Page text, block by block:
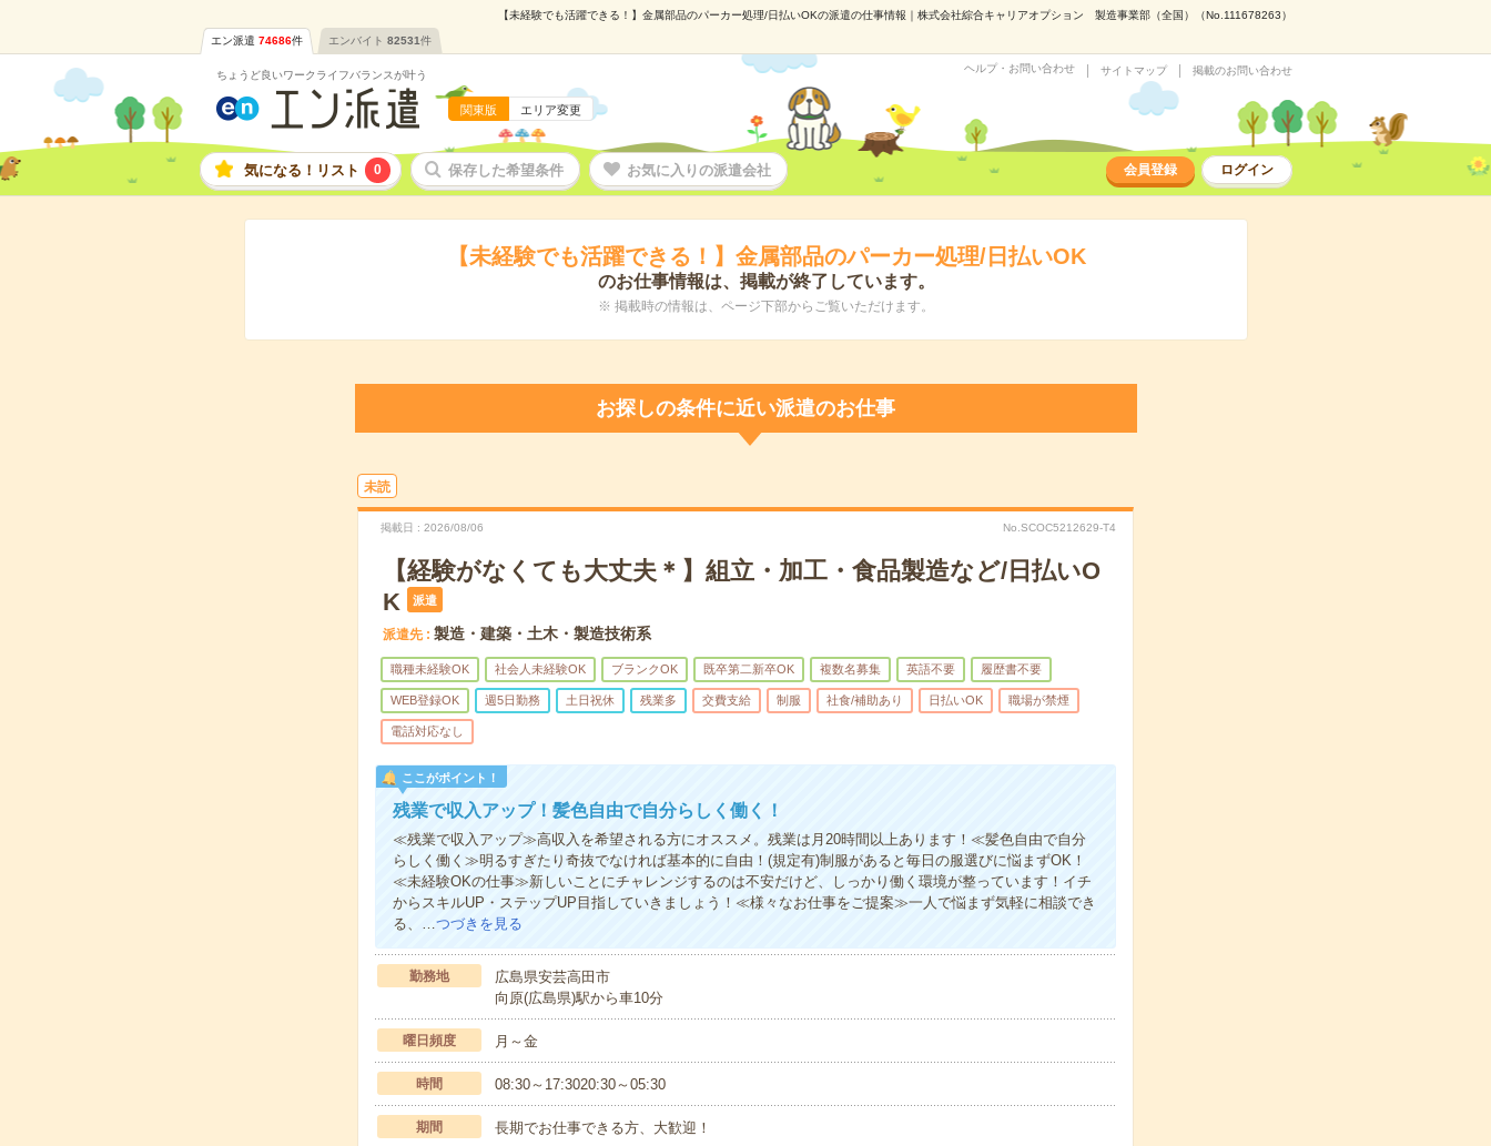
【未経験でも活躍できる！】金属部品のパーカー処理/日払いOKの派遣の仕事情報｜株式会社綜合キャリアオプション 製造事業部（全国）（No.111678263）
エン派遣 74686件 エンバイト 82531件
ちょうど良いワークライフバランスが叶う
関東版 エリア変更
ヘルプ・お問い合わせ サイトマップ 掲載のお問い合わせ
気になる！リスト 0 保存した希望条件 お気に入りの派遣会社 会員登録 ログイン
【未経験でも活躍できる！】金属部品のパーカー処理/日払いOK
のお仕事情報は、掲載が終了しています。
※ 掲載時の情報は、ページ下部からご覧いただけます。
お探しの条件に近い派遣のお仕事
未読
掲載日 2026/08/06 No.SCOC5212629-T4
【経験がなくても大丈夫＊】組立・加工・食品製造など/日払いO
K
派遣
派遣先 製造・建築・土木・製造技術系
職種未経験OK 社会人未経験OK ブランクOK 既卒第二新卒OK 複数名募集 英語不要 履歴書不要
WEB登録OK 週5日勤務 土日祝休 残業多 交費支給 制服 社食/補助あり 日払いOK 職場が禁煙
電話対応なし
ここがポイント！
残業で収入アップ！髪色自由で自分らしく働く！
≪残業で収入アップ≫高収入を希望される方にオススメ。残業は月20時間以上あります！≪髪色自由で自分
らしく働く≫明るすぎたり奇抜でなければ基本的に自由！(規定有)制服があると毎日の服選びに悩まずOK！
≪未経験OKの仕事≫新しいことにチャレンジするのは不安だけど、しっかり働く環境が整っています！イチ
からスキルUP・ステップUP目指していきましょう！≪様々なお仕事をご提案≫一人で悩まず気軽に相談でき
る、…つづきを見る
勤務地
広島県安芸高田市
向原(広島県)駅から車10分
曜日頻度 月～金
時間 08:30～17:3020:30～05:30
期間 長期でお仕事できる方、大歓迎！